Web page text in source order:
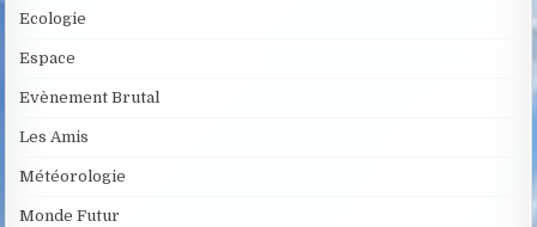
Ecologie
Espace
Evènement Brutal
Les Amis
Météorologie
Monde Futur